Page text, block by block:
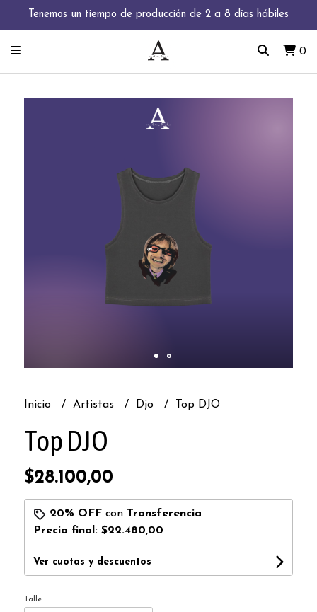
Tenemos un tiempo de producción de 2 a 8 días hábiles
0
Inicio Artistas Djo Top DJO
Top DJO
$28.100,00
20% OFFcon Transferencia
Precio final: $22.480,00
Ver cuotas y descuentos
Talle